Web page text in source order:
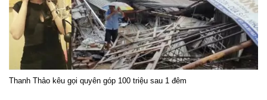
Thanh Thảo kêu gọi quyên góp 100 triệu sau 1 đêm